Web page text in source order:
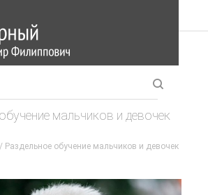
мальчиков и девочек
/ Раздельное обучение мальчиков и девочек